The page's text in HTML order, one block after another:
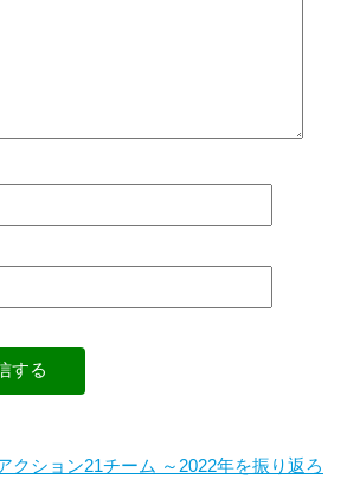
する
ション21チーム ～2022年を振り返ろ